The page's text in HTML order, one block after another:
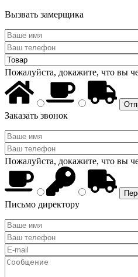
Вызвать замерщика
Пожалуйста, докажите, что вы
Заказать звонок
Пожалуйста, докажите, что вы
Письмо директору